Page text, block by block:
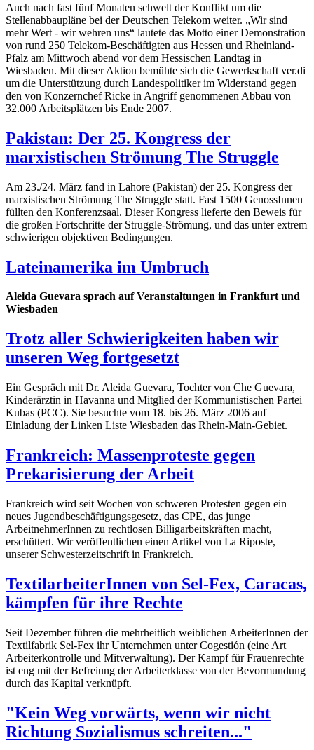
Auch nach fast fünf Monaten schwelt der Konflikt um die
Stellenabbaupläne bei der Deutschen Telekom weiter. „Wir sind
mehr Wert - wir wehren uns“ lautete das Motto einer Demonstration
von rund 250 Telekom-Beschäftigten aus Hessen und Rheinland-
Pfalz am Mittwoch abend vor dem Hessischen Landtag in
Wiesbaden. Mit dieser Aktion bemühte sich die Gewerkschaft ver.di
um die Unterstützung durch Landespolitiker im Widerstand gegen
den von Konzernchef Ricke in Angriff genommenen Abbau von
32.000 Arbeitsplätzen bis Ende 2007.
Pakistan: Der 25. Kongress der
marxistischen Strömung The Struggle
Am 23./24. März fand in Lahore (Pakistan) der 25. Kongress der
marxistischen Strömung The Struggle statt. Fast 1500 GenossInnen
füllten den Konferenzsaal. Dieser Kongress lieferte den Beweis für
die großen Fortschritte der Struggle-Strömung, und das unter extrem
schwierigen objektiven Bedingungen.
Lateinamerika im Umbruch
Aleida Guevara sprach auf Veranstaltungen in Frankfurt und
Wiesbaden
Trotz aller Schwierigkeiten haben wir
unseren Weg fortgesetzt
Ein Gespräch mit Dr. Aleida Guevara, Tochter von Che Guevara,
Kinderärztin in Havanna und Mitglied der Kommunistischen Partei
Kubas (PCC). Sie besuchte vom 18. bis 26. März 2006 auf
Einladung der Linken Liste Wiesbaden das Rhein-Main-Gebiet.
Frankreich: Massenproteste gegen
Prekarisierung der Arbeit
Frankreich wird seit Wochen von schweren Protesten gegen ein
neues Jugendbeschäftigungsgesetz, das CPE, das junge
ArbeitnehmerInnen zu rechtlosen Billigarbeitskräften macht,
erschüttert. Wir veröffentlichen einen Artikel von La Riposte,
unserer Schwesterzeitschrift in Frankreich.
TextilarbeiterInnen von Sel-Fex, Caracas,
kämpfen für ihre Rechte
Seit Dezember führen die mehrheitlich weiblichen ArbeiterInnen der
Textilfabrik Sel-Fex ihr Unternehmen unter Cogestión (eine Art
Arbeiterkontrolle und Mitverwaltung). Der Kampf für Frauenrechte
ist eng mit der Befreiung der Arbeiterklasse von der Bevormundung
durch das Kapital verknüpft.
"Kein Weg vorwärts, wenn wir nicht
Richtung Sozialismus schreiten..."